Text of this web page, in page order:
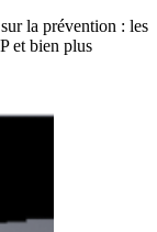
la prévention : les
et bien plus